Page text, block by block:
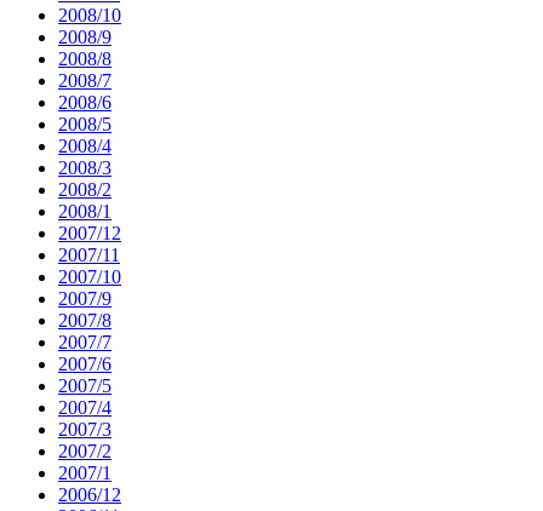
2008/10
2008/9
2008/8
2008/7
2008/6
2008/5
2008/4
2008/3
2008/2
2008/1
2007/12
2007/11
2007/10
2007/9
2007/8
2007/7
2007/6
2007/5
2007/4
2007/3
2007/2
2007/1
2006/12